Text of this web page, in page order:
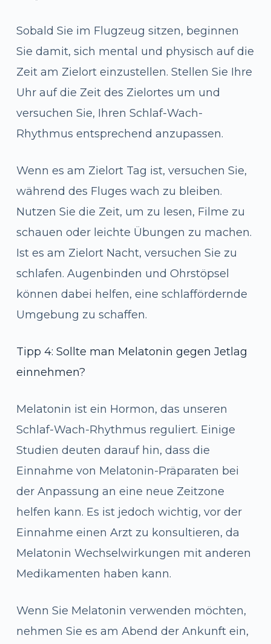
Sobald Sie im Flugzeug sitzen, beginnen
Sie damit, sich mental und physisch auf die
Zeit am Zielort einzustellen. Stellen Sie Ihre
Uhr auf die Zeit des Zielortes um und
versuchen Sie, Ihren Schlaf-Wach-
Rhythmus entsprechend anzupassen.
Wenn es am Zielort Tag ist, versuchen Sie,
während des Fluges wach zu bleiben.
Nutzen Sie die Zeit, um zu lesen, Filme zu
schauen oder leichte Übungen zu machen.
Ist es am Zielort Nacht, versuchen Sie zu
schlafen. Augenbinden und Ohrstöpsel
können dabei helfen, eine schlaffördernde
Umgebung zu schaffen.
Tipp 4: Sollte man Melatonin gegen Jetlag
einnehmen?
Melatonin ist ein Hormon, das unseren
Schlaf-Wach-Rhythmus reguliert. Einige
Studien deuten darauf hin, dass die
Einnahme von Melatonin-Präparaten bei
der Anpassung an eine neue Zeitzone
helfen kann. Es ist jedoch wichtig, vor der
Einnahme einen Arzt zu konsultieren, da
Melatonin Wechselwirkungen mit anderen
Medikamenten haben kann.
Wenn Sie Melatonin verwenden möchten,
nehmen Sie es am Abend der Ankunft ein,